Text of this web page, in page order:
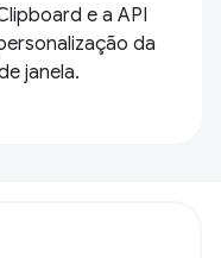
e a API
da
janela.